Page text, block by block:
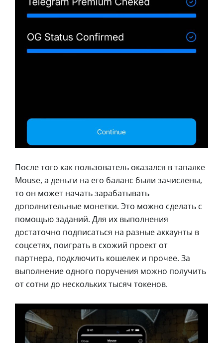
После того как пользователь оказался в тапалке
Mouse, а деньги на его баланс были зачислены,
то он может начать зарабатывать
дополнительные монетки. Это можно сделать с
помощью заданий. Для их выполнения
достаточно подписаться на разные аккаунты в
соцсетях, поиграть в схожий проект от
партнера, подключить кошелек и прочее. За
выполнение одного поручения можно получить
от сотни до нескольких тысяч токенов.